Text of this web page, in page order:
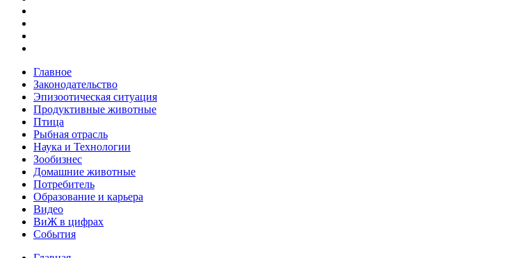
Главное
Законодательство
Эпизоотическая ситуация
Продуктивные животные
Птица
Рыбная отрасль
Наука и Технологии
Зообизнес
Домашние животные
Потребитель
Образование и карьера
Видео
ВиЖ в цифрах
События